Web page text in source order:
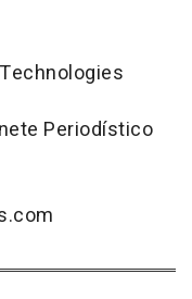
Periodístico